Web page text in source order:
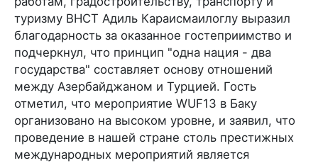
туризму ВНСТ Адиль Караисмаилоглу выразил
благодарность за оказанное гостеприимство и
подчеркнул, что принцип "одна нация - два
государства" составляет основу отношений
между Азербайджаном и Турцией. Гость
отметил, что мероприятие WUF13 в Баку
организовано на высоком уровне, и заявил, что
проведение в нашей стране столь престижных
международных мероприятий является